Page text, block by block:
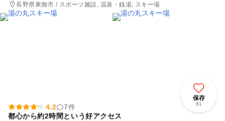
長野県東御市 / スポーツ施設, 温泉・銭湯, スキー場
保存
61
4.2
7件
都心から約2時間という好アクセス